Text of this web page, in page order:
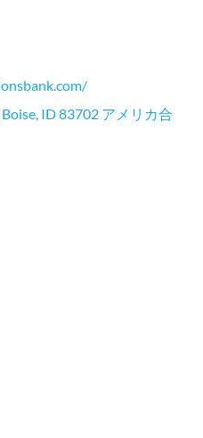
ID 83702 アメリカ合